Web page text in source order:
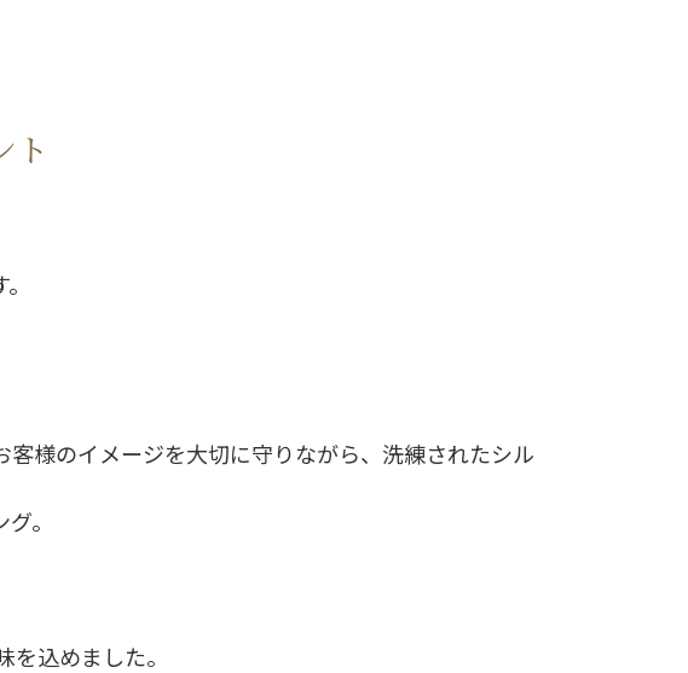
ト
様のイメージを大切に守りながら、洗練されたシル
。
込めました。